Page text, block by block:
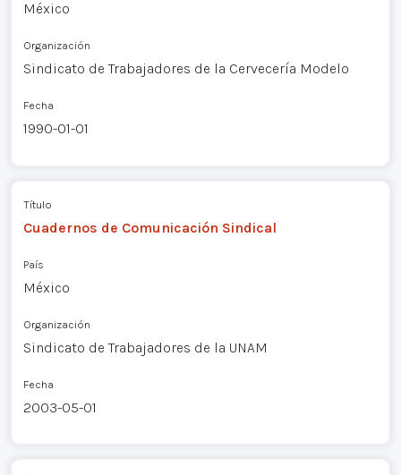
México
Organización
Sindicato de Trabajadores de la Cervecería Modelo
Fecha
1990-01-01
Título
Cuadernos de Comunicación Sindical
País
México
Organización
Sindicato de Trabajadores de la UNAM
Fecha
2003-05-01